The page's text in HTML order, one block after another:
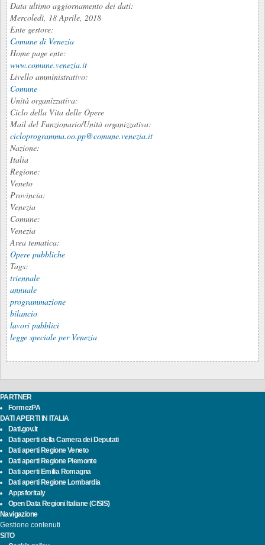
Data ultimo aggiornamento dei dati:
Mercoledì, 18 Aprile, 2018
Ente gestore:
Comune di Venezia
Home page ente:
www.comune.venezia.it
Livello amministrativo:
Comune
Unità organizzativa:
Ciclo della Vita delle Opere
Mail del Funzionario/Unità organizzativa:
cicloprogramma.oo.pp@comune.venezia.it
Nazione:
Italia
Regione:
Veneto
Provincia:
Venezia
Comune:
Venezia
Area tematica:
Opere pubbliche
Tags:
triennale
annuale
programmazione
bilancio
lavori pubblici
legge speciale per Venezia
PARTNER
FormezPA
DATI APERTI IN ITALIA
Dati.gov.it
Dati aperti della Camera dei Deputati
Dati aperti Regione Veneto
Dati aperti Regione Piemonte
Dati aperti Emilia Romagna
Dati aperti Regione Lombardia
Appsforitaly
Open Data Regioni Italiane (CISIS)
Navigazione
Gestione contenuti
SITO